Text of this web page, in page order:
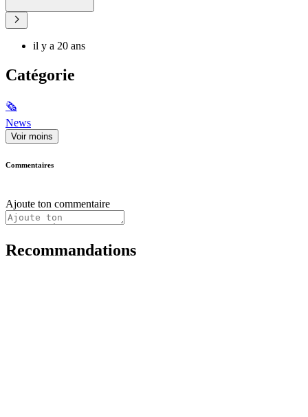
il y a 20 ans
Catégorie
🗞
News
Voir moins
Commentaires
Ajoute ton commentaire
Recommandations